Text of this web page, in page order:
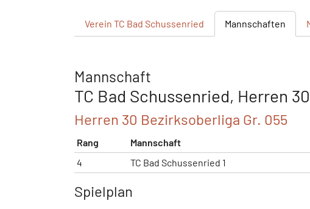
Verein TC Bad Schussenried Mannschaften
Mannschaft
TC Bad Schussenried, Herren 30
Herren 30 Bezirksoberliga Gr. 055
Rang Mannschaft
4
TC Bad Schussenried 1
Spielplan